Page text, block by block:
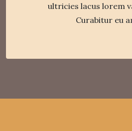
ultricies lacus lorem
Curabitur eu